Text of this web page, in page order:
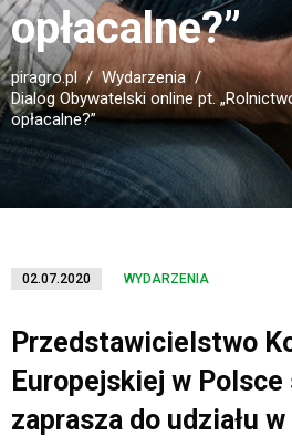
opłacalne?”
piragro.pl
Wydarzenia
Dialog Obywatelski online pt.
opłacalne?”
02.07.2020 WYDARZENIA
Przedstawicielstwo
Europejskiej w
zaprasza do udziału